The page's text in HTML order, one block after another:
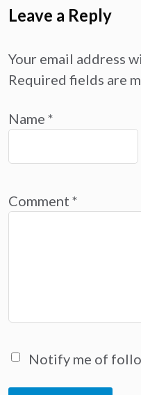
Leave a Reply
Your email address
Required fields are
Name *
Comment *
Notify me of